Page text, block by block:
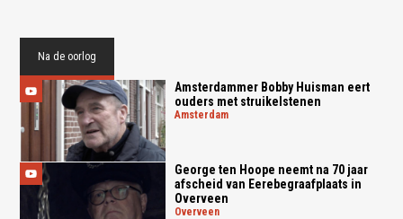
Na de oorlog
Amsterdammer Bobby Huisman eert
ouders met struikelstenen
amsterdam
George ten Hoope neemt na 70 jaar
afscheid van Eerebegraafplaats in
Overveen
overveen